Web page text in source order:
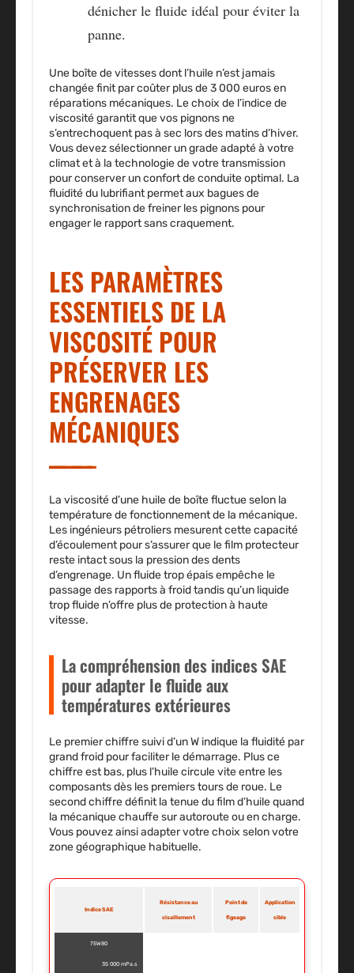
dénicher le fluide idéal pour éviter la
panne.
Une boîte de vitesses dont l’huile n’est jamais
changée finit par coûter plus de 3 000 euros en
réparations mécaniques. Le choix de l’indice de
viscosité garantit que vos pignons ne
s’entrechoquent pas à sec lors des matins d’hiver.
Vous devez sélectionner un grade adapté à votre
climat et à la technologie de votre transmission
pour conserver un confort de conduite optimal. La
fluidité du lubrifiant permet aux bagues de
synchronisation de freiner les pignons pour
engager le rapport sans craquement.
LES PARAMÈTRES
ESSENTIELS DE LA
VISCOSITÉ POUR
PRÉSERVER LES
ENGRENAGES
MÉCANIQUES
La viscosité d’une huile de boîte fluctue selon la
température de fonctionnement de la mécanique.
Les ingénieurs pétroliers mesurent cette capacité
d’écoulement pour s’assurer que le film protecteur
reste intact sous la pression des dents
d’engrenage. Un fluide trop épais empêche le
passage des rapports à froid tandis qu’un liquide
trop fluide n’offre plus de protection à haute
vitesse.
La compréhension des indices SAE
pour adapter le fluide aux
températures extérieures
Le premier chiffre suivi d’un W indique la fluidité par
grand froid pour faciliter le démarrage. Plus ce
chiffre est bas, plus l’huile circule vite entre les
composants dès les premiers tours de roue. Le
second chiffre définit la tenue du film d’huile quand
la mécanique chauffe sur autoroute ou en charge.
Vous pouvez ainsi adapter votre choix selon votre
zone géographique habituelle.
Indice SAE
Résistance au
cisaillement
Point de
figeage
Application
cible
75W80
35 000 mPa.s